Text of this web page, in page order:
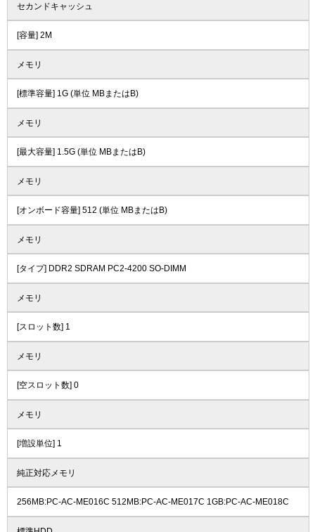
セカンドキャッシュ
[容量] 2M
メモリ
[標準容量] 1G (単位 MBまたはB)
メモリ
[最大容量] 1.5G (単位 MBまたはB)
メモリ
[オンボード容量] 512 (単位 MBまたはB)
メモリ
[タイプ] DDR2 SDRAM PC2-4200 SO-DIMM
メモリ
[スロット数] 1
メモリ
[空スロット数] 0
メモリ
[増設単位] 1
純正対応メモリ
256MB:PC-AC-ME016C 512MB:PC-AC-ME017C 1GB:PC-AC-ME018C